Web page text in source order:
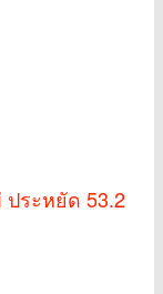
ประหยัด 53.2